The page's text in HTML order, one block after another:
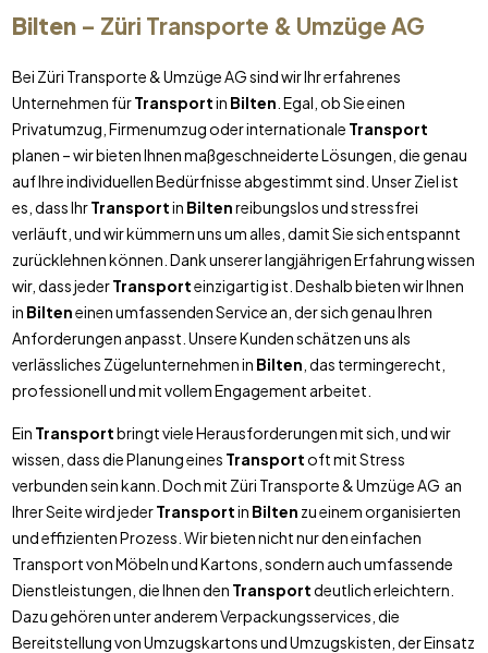
Bilten– Züri Transporte & Umzüge AG
Bei Züri Transporte & Umzüge AG sind wir Ihr erfahrenes
Unternehmen fürTransportin Bilten . Egal, ob Sie einen
Privatumzug, Firmenumzug oder internationale Transport
planen – wir bieten Ihnen maßgeschneiderte Lösungen, die genau
auf Ihre individuellen Bedürfnisse abgestimmt sind. Unser Ziel ist
es, dass IhrTransportin Biltenreibungslos und stressfrei
verläuft, und wir kümmern uns um alles, damit Sie sich entspannt
zurücklehnen können. Dank unserer langjährigen Erfahrung wissen
wir, dass jederTransporteinzigartig ist. Deshalb bieten wir Ihnen
in Bilteneinen umfassenden Service an, der sich genau Ihren
Anforderungen anpasst. Unsere Kunden schätzen uns als
verlässliches Zügelunternehmen in Bilten , das termingerecht,
professionell und mit vollem Engagement arbeitet.
Ein Transportbringt viele Herausforderungen mit sich, und wir
wissen, dass die Planung eines Transportoft mit Stress
verbunden sein kann. Doch mit Züri Transporte & Umzüge AG an
Ihrer Seite wird jederTransportin Bilten zu einem organisierten
und effizienten Prozess. Wir bieten nicht nur den einfachen
Transport von Möbeln und Kartons, sondern auch umfassende
Dienstleistungen, die Ihnen den Transportdeutlich erleichtern.
Dazu gehören unter anderem Verpackungsservices, die
Bereitstellung von Umzugskartons und Umzugskisten, der Einsatz